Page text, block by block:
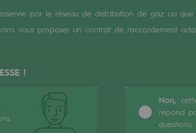
par le réseau de distribution de gaz ou
vous proposer un contrat de raccordement
!
Non,
répond
questions